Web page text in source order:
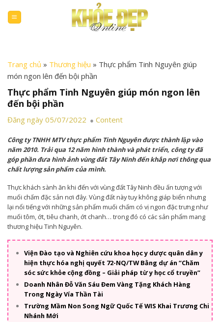
content
Trang chủ » Thương hiệu » Thực phẩm Tinh Nguyên giúp
món ngon lên đến bội phần
Thực phẩm Tinh Nguyên giúp món ngon lên
đến bội phần
Đăng ngày 05/07/2022 Content
Công ty TNHH MTV thực phẩm Tinh Nguyên được thành lập vào
năm 2010. Trải qua 12 năm hình thành và phát triển, công ty đã
góp phần đưa hình ảnh vùng đất Tây Ninh đến khắp nơi thông qua
chất lượng sản phẩm của mình.
Thực khách sành ăn khi đến với vùng đất Tây Ninh đều ấn tượng với
muối chấm đặc sản nơi đây. Vùng đất này tuy không giáp biển nhưng
lại nổi tiếng với những sản phẩm muối chấm có vị ngon đặc trưng như
muối tôm, ớt, tiêu chanh, ớt chanh… trong đó có các sản phẩm mang
thương hiệu Tinh Nguyên.
Viện Đào tạo và Nghiên cứu khoa học y dược quân dân y
hiện thực hóa nghị quyết 72-NQ/TW Bằng dự án “Chăm
sóc sức khỏe cộng đồng – Giải pháp từ y học cổ truyền”
Doanh Nhân Đỗ Văn Sáu Đem Vàng Tặng Khách Hàng
Trong Ngày Vía Thần Tài
Trường Mầm Non Song Ngữ Quốc Tế WIS Khai Trương Chi
Nhánh Mới